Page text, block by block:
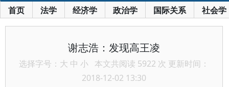
首页 法学 经济学 政治学 国际关系 社会学
谢志浩：发现高王凌
选择字号： 大 中 小 本文共阅读 5922 次 更新时间：
2018-12-02 13:30